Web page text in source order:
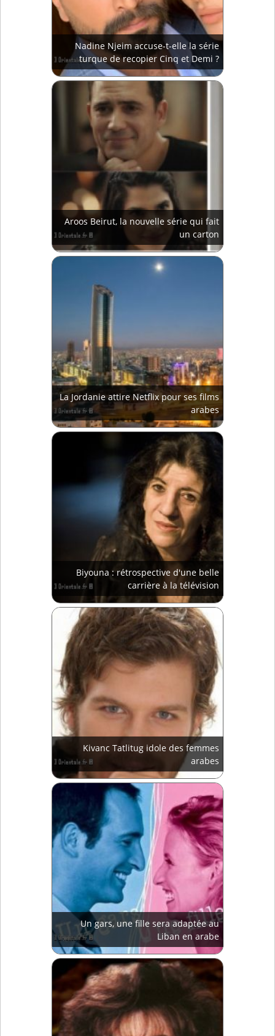
Nadine Njeim accuse-t-elle la série
turque de recopier Cinq et Demi ?
Aroos Beirut, la nouvelle série qui fait
un carton
La Jordanie attire Netflix pour ses films
arabes
Biyouna : rétrospective d'une belle
carrière à la télévision
Kivanc Tatlitug idole des femmes
arabes
Un gars, une fille sera adaptée au
Liban en arabe